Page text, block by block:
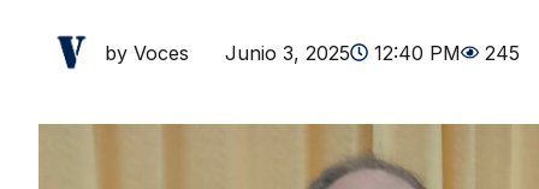
by Voces Junio 3, 2025 12:40 PM 245